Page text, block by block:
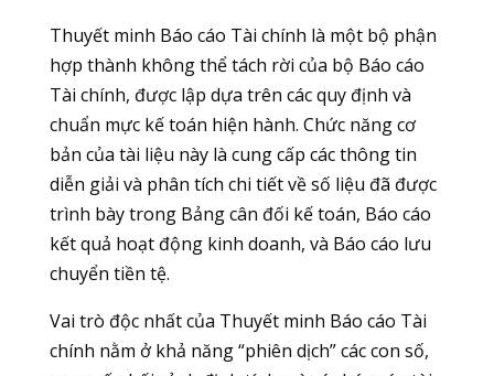
Thuyết minh Báo cáo Tài chính là một bộ phận
hợp thành không thể tách rời của bộ Báo cáo
Tài chính, được lập dựa trên các quy định và
chuẩn mực kế toán hiện hành. Chức năng cơ
bản của tài liệu này là cung cấp các thông tin
diễn giải và phân tích chi tiết về số liệu đã được
trình bày trong Bảng cân đối kế toán, Báo cáo
kết quả hoạt động kinh doanh, và Báo cáo lưu
chuyển tiền tệ.
Vai trò độc nhất của Thuyết minh Báo cáo Tài
chính nằm ở khả năng “phiên dịch” các con số,